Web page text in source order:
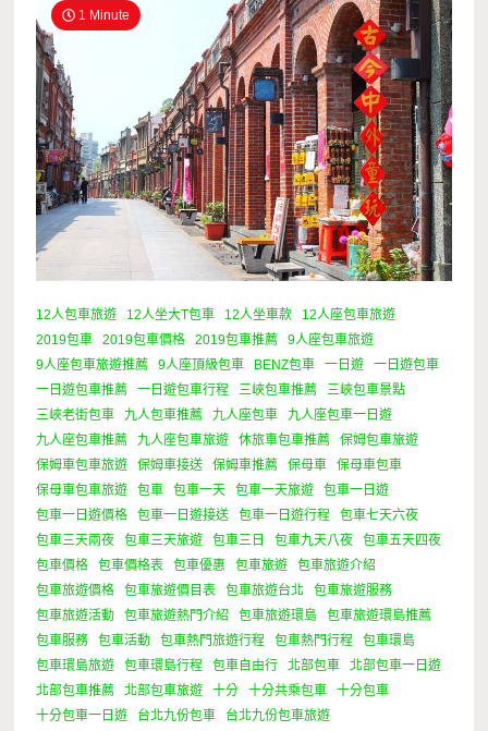
1 Minute
12人包車旅遊 12人坐大T包車 12人坐車款
12人座包車旅遊
2019包車
2019包車價格 2019包車推薦
9人座包車旅遊
9人座包車旅遊推薦
9人座頂級包車 BENZ包車 一日遊
一日遊包車
一日遊包車推薦
一日遊包車行程 三峽包車推薦
三峽包車景點
三峽老街包車
九人包車推薦 九人座包車
九人座包車一日遊
九人座包車推薦
九人座包車旅遊 休旅車包車推薦
保姆包車旅遊
保姆車包車旅遊
保姆車接送 保姆車推薦 保母車
保母車包車
保母車包車旅遊
包車 包車一天 包車一天旅遊
包車一日遊
包車一日遊價格
包車一日遊接送 包車一日遊行程
包車七天六夜
包車三天兩夜
包車三天旅遊 包車三日 包車九天八夜
包車五天四夜
包車價格
包車價格表 包車優惠 包車旅遊
包車旅遊介紹
包車旅遊價格
包車旅遊價目表 包車旅遊台北
包車旅遊服務
包車旅遊活動
包車旅遊熱門介紹 包車旅遊環島
包車旅遊環島推薦
包車服務
包車活動 包車熱門旅遊行程 包車熱門行程
包車環島
包車環島旅遊
包車環島行程 包車自由行 北部包車
北部包車一日遊
北部包車推薦
北部包車旅遊 十分 十分共乘包車
十分包車
十分包車一日遊
台北九份包車
台北九份包車旅遊